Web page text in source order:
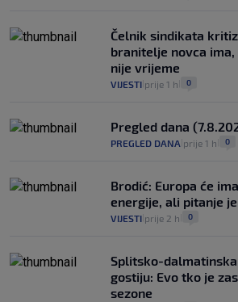
Čelnik sindikata
branitelje novca
nije vrijeme
VIJESTI prije 1 h 0
Pregled dana
PREGLED DANA prije 1 h 0
Brodić: Europa će
energije, ali pitanje
VIJESTI prije 2 h 0
Splitsko-
gostiju: Evo tko je
sezone